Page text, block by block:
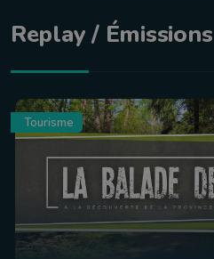
Replay / Émissions
Tourisme